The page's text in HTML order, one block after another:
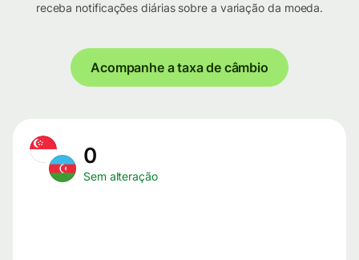
receba notificações diárias sobre a variação da moeda.
Acompanhe a taxa de câmbio
0
Sem alteração